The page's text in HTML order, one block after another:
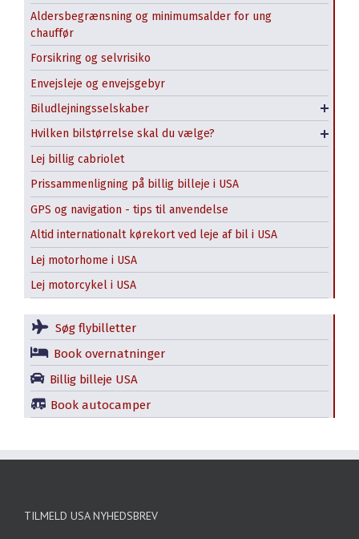
Aldersbegrænsning og minimumsalder for ung
chauffør
Forsikring og selvrisiko
Envejsleje og envejsgebyr
Biludlejningsselskaber
Alamo
Avis
Budget
Enterprise
Turo
Hvilken bilstørrelse skal du vælge?
Minivan / MPV
SUV
Stor SUV - Full Size
Pickup truck
Lej billig cabriolet
Prissammenligning på billig billeje i USA
GPS og navigation - tips til anvendelse
Altid internationalt kørekort ved leje af bil i USA
Lej motorhome i USA
Lej motorcykel i USA
Søg flybilletter
Book overnatninger
Billig billeje USA
Book autocamper
TILMELD USA NYHEDSBREV